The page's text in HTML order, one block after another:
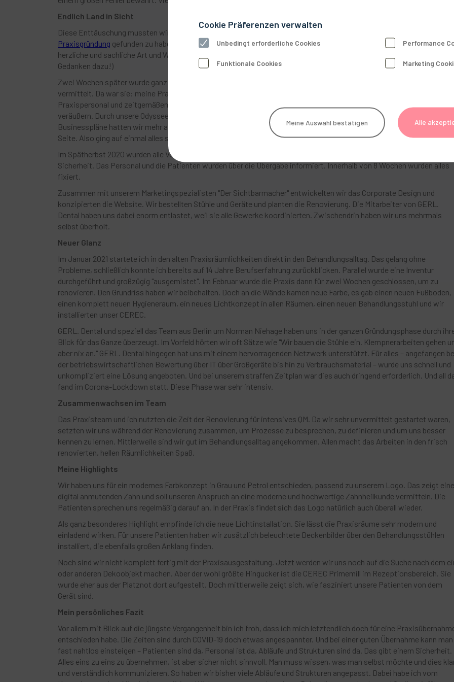
Endlich Land in Sicht
Diese Enttäuschung mussten wir erst einmal verdauen. Aber wir hatten das Gefühl endlich einen Partner zum Thema
Praxisgründung gefunden zu haben, der allumfassend und hochprofessionell an unserer Seite steht. Und all das auf eine
herzliche und sachliche Art und Weise. (Anmerkung: Ich bekomme kein Geld für diese Worte – es sind meine ehrlichen
Gedanken dazu!)
Zwei Wochen später wurde ganz klassisch durch die KZV Land Brandenburg ein Praxisangebot zur Übernahme an mich
vermittelt. Da war sie: meine Praxis zur Übernahme mit drei Behandlungszimmern, in sehr guter Lage, mit
Praxispersonal und zeitgemäßem Konzept! Die Abgeberin wollte aus persönlichen Gründen zeitnah ihre Praxis
veräußern. Durch unsere Odyssee hatten wir alles Notwendige bereits in der Schublade. Die Bank war auf uns eingestellt,
Businesspläne hatten wir mehr als einen geschrieben und mit GERL. Dental hatten wir einen starken Partner an der
Seite. Also ging auf einmal alles sehr schnell.
Im Spätherbst 2020 wurden alle Verträge angestoßen. Die Bewertung durch GERL. Dental gab uns hier zusätzliche
Sicherheit. Das Personal und die Patienten wurden über die Übergabe informiert. Innerhalb von 8 Wochen wurden alles
fixiert.
Zusammen mit unserem Marketingspezialisten "Der Sichtbarmacher" entwickelten wir das Corporate Design und
konzipierten die Website. Wir bestellten Stühle und Geräte und planten die Renovierung. Die Mitarbeiter von GERL.
Dental haben uns dabei enorm entlastet, weil sie alle Gewerke koordinierten. Zwischendrin haben wir uns mehrmals
selbst überholt.
Neuer Glanz
Im Januar 2021 startete ich in den alten Praxisräumlichkeiten direkt in den Behandlungsalltag. Das gelang ohne
Probleme, schließlich konnte ich bereits auf 14 Jahre Berufserfahrung zurückblicken. Parallel wurde eine Inventur
durchgeführt und großzügig "ausgemistet". Im Februar wurde die Praxis dann für zwei Wochen geschlossen, um zu
renovieren. Den Grundriss haben wir beibehalten. Doch an die Wände kamen neue Farbe, es gab einen neuen Fußboden,
einen komplett neuen Hygieneraum, ein neues Lichtkonzept in allen Räumen, einen neuen Behandlungsstuhl und wir
installierten unser CEREC.
GERL. Dental und speziell das Team aus Berlin um Norman Niehage haben uns in der ganzen Gründungsphase durch
Blick für das Ganze überzeugt. Im Vorfeld hörten wir oft Sätze wie "Wir bauen die Stühle ein. Klempnerarbeiten gehen
aber nix an." GERL. Dental hingegen hat uns mit einem hervorragenden Netzwerk unterstützt. Für alles – angefangen
der betriebswirtschaftlichen Bewertung über IT über Großgeräte bis hin zu Verbrauchsmaterial – wurde uns schnell und
unkompliziert eine Lösung angeboten. Und bei unserem straffen Zeitplan war dies auch dringend erforderlich. Und all
fand im Corona-Lockdown statt. Diese Phase war sehr intensiv.
Zusammenwachsen im Team
Das Praxisteam und ich nutzten die Zeit der Renovierung für intensives QM. Da wir sehr unvermittelt gestartet waren,
setzten wir uns während der Renovierung zusammen, um Prozesse zu besprechen, zu definieren und um uns besser
kennen zu lernen. Mittlerweile sind wir gut im Behandlungsalltag angekommen. Allen macht das Arbeiten in den frisch
renovierten, hellen Räumlichkeiten Spaß.
Meine Highlights
Wir haben uns für ein modernes Farbkonzept in Grau und Petrol entschieden, passend zu unserem Logo. Das zeigt
digital anmutenden Zahn und soll unseren Anspruch an eine moderne und hochwertige Zahnheilkunde vermitteln. Die
Patienten sprechen uns regelmäßig darauf an. In der Praxis findet sich das Logo natürlich auch überall wieder.
Als ganz besonderes Highlight empfinde ich die neue Lichtinstallation. Sie lässt die Praxisräume sehr modern und
einladend wirken. Für unsere Patienten haben wir zusätzlich beleuchtete Deckenbilder über den Behandlungsstühlen
installiert, die ebenfalls großen Anklang finden.
Noch sind wir nicht komplett fertig mit der Praxisausgestaltung. Jetzt werden wir uns noch auf die Suche nach dem
oder anderen Dekoobjekt machen. Aber der wohl größte Hingucker ist die CEREC Primemill im Rezeptionsbereich. Sie
wurde eher aus der Platznot dort aufgestellt. Doch mittlerweile zeigt sich, wie fasziniert unsere Patienten von dem
Gerät sind.
Mein persönliches Fazit
Vor allem mit Blick auf die jüngste Vergangenheit bin ich froh, dass ich mich letztendlich doch für eine
entschieden habe. Die Zeiten sind durch COVID-19 doch etwas angespannter. Und bei einer guten Übernahme kann man
fast nahtlos einsteigen – Patienten sind da, Personal ist da, Abläufe und Strukturen sind da. Das gibt einem Sicherheit.
Alles eins zu eins zu übernehmen, ist aber sicher nicht sinnvoll. Man muss wissen, was man selbst möchte und dies
und verständlich kommunizieren. So haben wir bisher viele Abläufe und Strukturen angepasst. Dabei habe ich vom
Cookie Präferenzen verwalten
Unbedingt erforderliche Cookies Performance
Funktionale Cookies Marketing
Meine Auswahl bestätigen Alle